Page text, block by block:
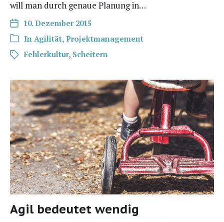
will man durch genaue Pla­nung in…
10. Dezember 2015
In Agilität, Projektmanagement
Fehlerkultur, Scheitern
Agil bedeutet wendig